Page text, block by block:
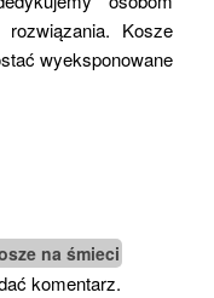
Kosze
wyeksponowane
na śmieci
komentarz.